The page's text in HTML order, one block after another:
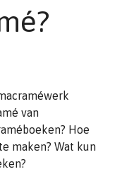
van
Hoe
maken? Wat kun